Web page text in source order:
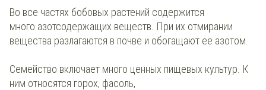
Во все частях бобовых растений содержится
много азотсодержащих веществ. При их отмирании
вещества разлагаются в почве и обогащают её азотом.
Семейство включает много ценных пищевых культур. К
ним относятся горох, фасоль,